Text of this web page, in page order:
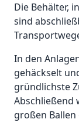
Die Behälter,
sind
In den
gehäckselt
gründlichste
Abschließend
großen Ballen